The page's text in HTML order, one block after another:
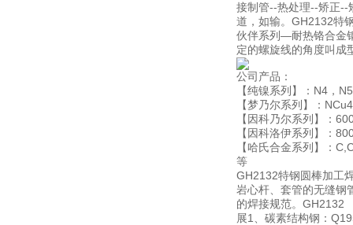
接制管--热处理--矫正--
道，如输。GH2132特
伙伴系列—耐热铬合金
定的螺旋线的角度叫成
公司产品：
【纯镍系列】：N4，
【梦乃尔系列】：
【因科乃尔系列】：
【因科洛伊系列】：
【哈氏合金系列】：
等
GH2132特钢圆棒加工
岩心杆、套管的无缝钢
的焊接规范。GH2132
展1、碳素结构钢：